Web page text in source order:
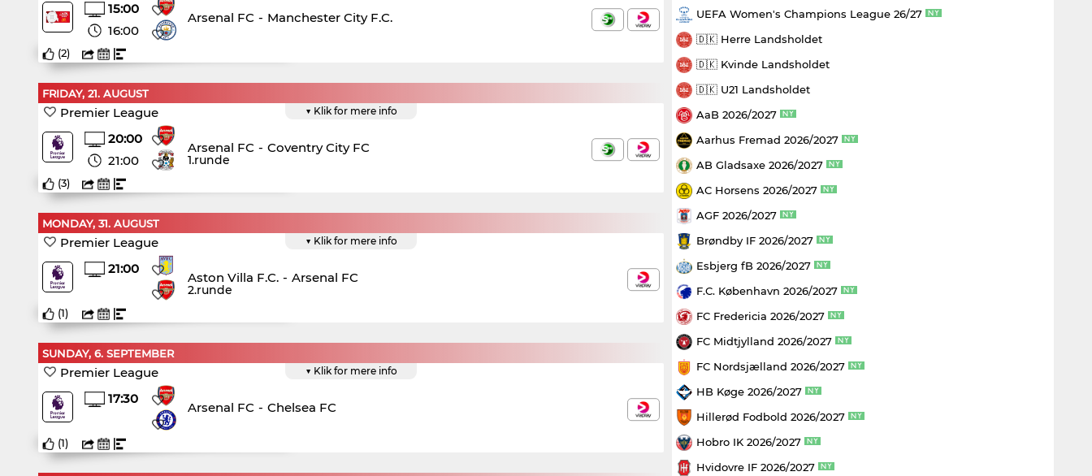
15:00
16:00
Arsenal FC - Manchester City F.C.
(2)
FRIDAY, 21. AUGUST
▼ Klik for mere info
Premier League
20:00
21:00
Arsenal FC - Coventry City FC
1.runde
(3)
MONDAY, 31. AUGUST
▼ Klik for mere info
Premier League
21:00
Aston Villa F.C. - Arsenal FC
2.runde
(1)
SUNDAY, 6. SEPTEMBER
▼ Klik for mere info
Premier League
17:30
Arsenal FC - Chelsea FC
(1)
UEFA Women's Champions League 26/27
🇩🇰 Herre Landsholdet
🇩🇰 Kvinde Landsholdet
🇩🇰 U21 Landsholdet
AaB 2026/2027
Aarhus Fremad 2026/2027
AB Gladsaxe 2026/2027
AC Horsens 2026/2027
AGF 2026/2027
Brøndby IF 2026/2027
Esbjerg fB 2026/2027
F.C. København 2026/2027
FC Fredericia 2026/2027
FC Midtjylland 2026/2027
FC Nordsjælland 2026/2027
HB Køge 2026/2027
Hillerød Fodbold 2026/2027
Hobro IK 2026/2027
Hvidovre IF 2026/2027